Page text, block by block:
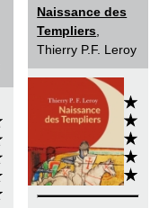
Naissance des
Templiers
Thierry P.F. Leroy